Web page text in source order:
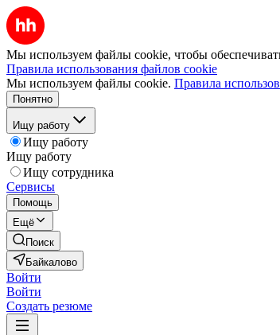
Мы используем файлы cookie, чтобы
Правила использования файлов cookie
Мы используем файлы cookie. Правила
Понятно
Ищу работу
Ищу работу
Ищу работу
Ищу сотрудника
Сервисы
Помощь
Ещё
Поиск
Байкалово
Войти
Войти
Создать резюме